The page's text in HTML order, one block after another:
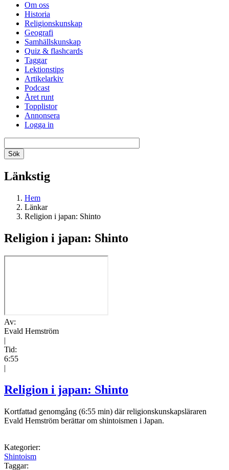
Om oss
Historia
Religionskunskap
Geografi
Samhällskunskap
Quiz & flashcards
Taggar
Lektionstips
Artikelarkiv
Podcast
Året runt
Topplistor
Annonsera
Logga in
Länkstig
Hem
Länkar
Religion i japan: Shinto
Religion i japan: Shinto
Av:
Evald Hemström
|
Tid:
6:55
|
Religion i japan: Shinto
Kortfattad genomgång (6:55 min) där religionskunskapsläraren
Evald Hemström berättar om shintoismen i Japan.
Kategorier:
Shintoism
Taggar: